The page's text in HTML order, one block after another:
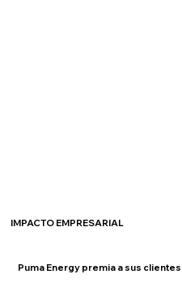
IMPACTO EMPRESARIAL
Puma Energy premia a sus clientes